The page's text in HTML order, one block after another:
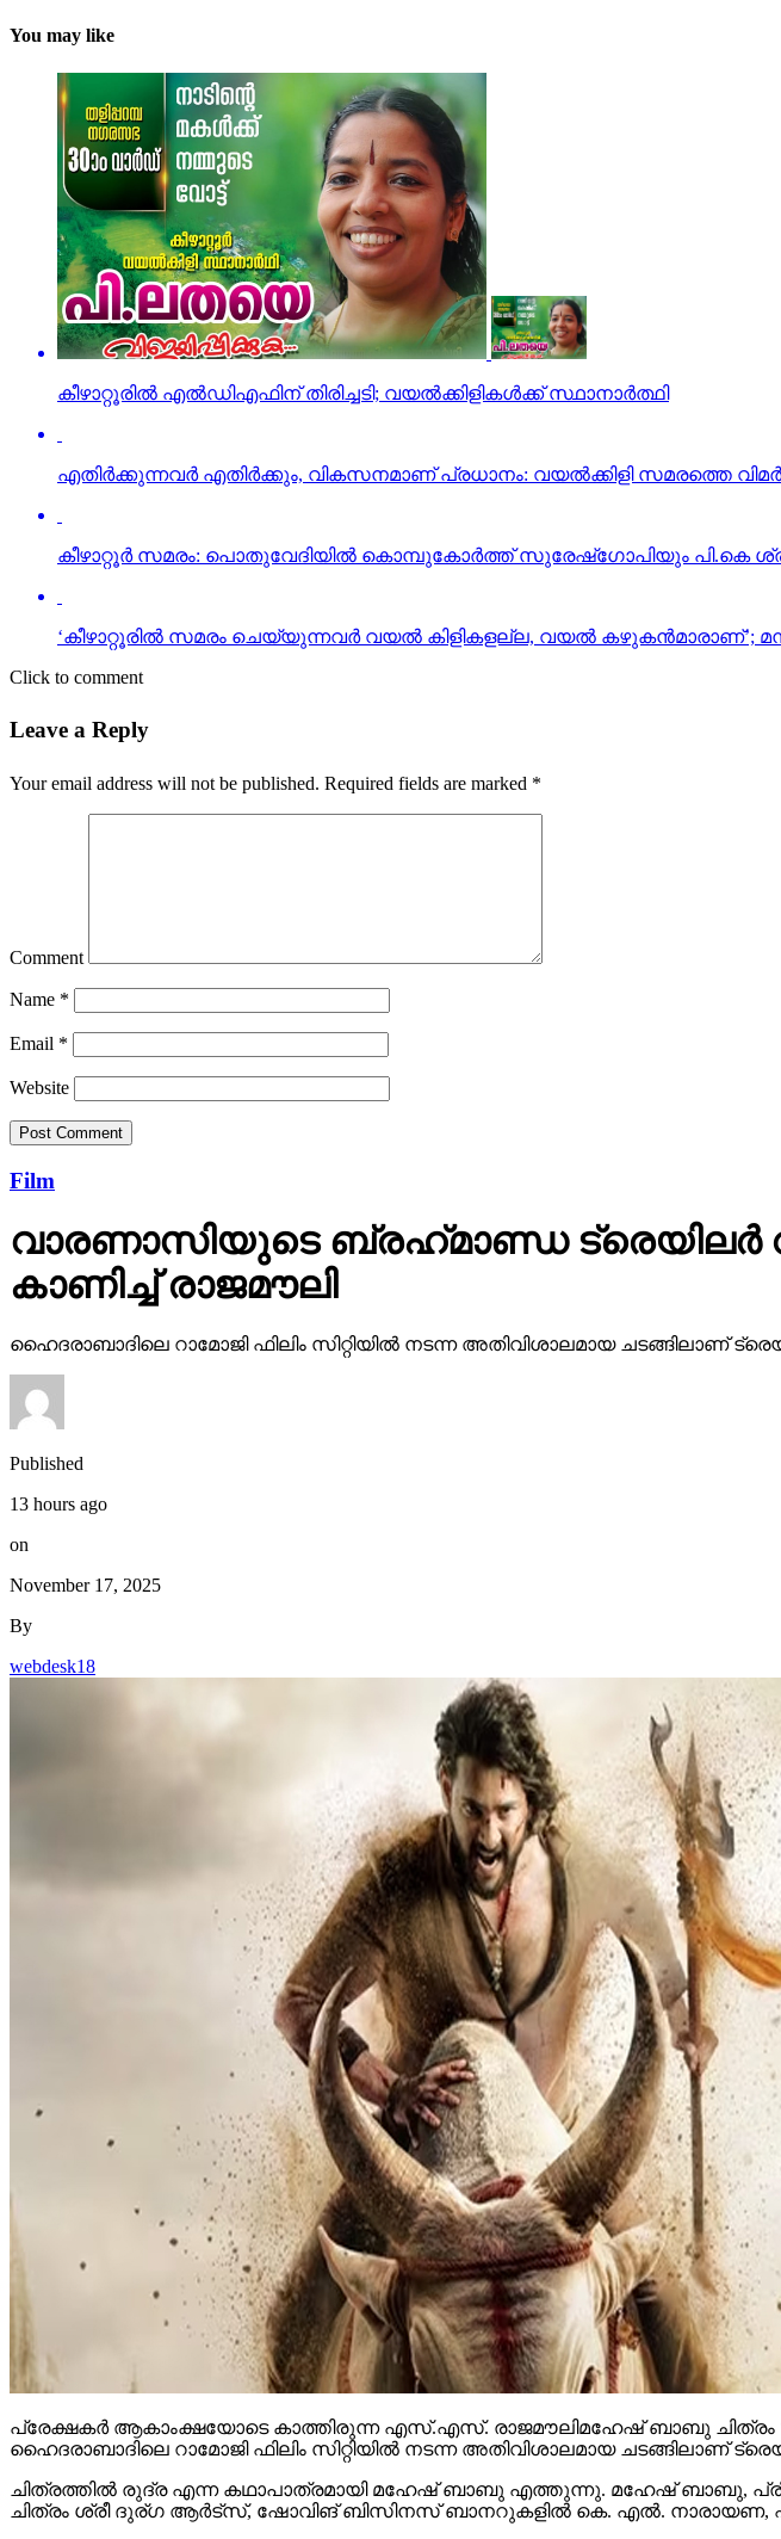
You may like
കീഴാറ്റൂരില്‍ എല്‍ഡിഎഫിന് തിരിച്ചടി; വയല്‍ക്കിളികള്‍ക്ക് സ്ഥാനാര്‍ത്ഥി
എതിര്‍ക്കുന്നവര്‍ എതിര്‍ക്കും, വികസനമാണ് പ്രധാനം: വയല്‍ക്കിളി സമരത്തെ
കീഴാറ്റൂര്‍ സമരം: പൊതുവേദിയില്‍ കൊമ്പുകോര്‍ത്ത് സുരേഷ്‌ഗോപിയും പി.കെ
‘കീഴാറ്റൂരില്‍ സമരം ചെയ്യുന്നവര്‍ വയല്‍ കിളികളല്ല, വയല്‍ കഴുകന്‍മാരാണ്’;
Click to comment
Leave a Reply
Your email address will not be published. Required fields are marked *
Comment
Name *
Email *
Website
Film
വാരണാസിയുടെ ബ്രഹ്‌മാണ്ഡ ട്രെയിലര്‍
കാണിച്ച് രാജമൗലി
ഹൈദരാബാദിലെ റാമോജി ഫിലിം സിറ്റിയില്‍ നടന്ന അതിവിശാലമായ ചടങ്ങിലാണ്
Published
13 hours ago
on
November 17, 2025
By
webdesk18
പ്രേക്ഷകര്‍ ആകാംക്ഷയോടെ കാത്തിരുന്ന എസ്.എസ്. രാജമൗലിമഹേഷ് ബാബു ചിത്രം
ഹൈദരാബാദിലെ റാമോജി ഫിലിം സിറ്റിയില്‍ നടന്ന അതിവിശാലമായ ചടങ്ങിലാണ്
ചിത്രത്തില്‍ രുദ്ര എന്ന കഥാപാത്രമായി മഹേഷ് ബാബു എത്തുന്നു. മഹേഷ് ബാബു,
ചിത്രം ശ്രീ ദുര്ഗ ആര്‍ട്‌സ്, ഷോവിങ് ബിസിനസ് ബാനറുകളില്‍ കെ. എല്‍. നാരായണ,